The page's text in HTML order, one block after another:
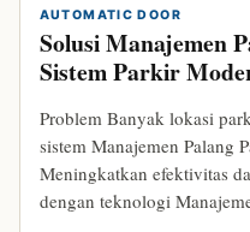
AUTOMATIC DOOR
Solusi Manajemen
Sistem Parkir
Problem Banyak lokasi
sistem Manajemen Palang
Meningkatkan efektivitas
dengan teknologi